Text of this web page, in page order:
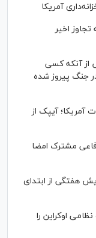
آمریکا
اخیر
از آنکه کسی
در جنگ پیروز شده
آمریکا؛ آیپک از
مشترک امضا
هفتگی از ابتدای
اوکراین را